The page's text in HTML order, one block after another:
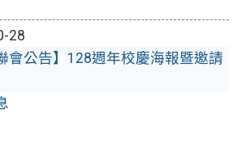
28
會公告】128週年校慶海報暨邀請